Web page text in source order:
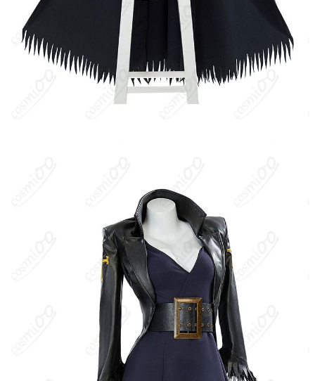
世界政府に追われてきた。超人系“ハナハナの実”の能力者で、あら
ゆる場所に自身の手足や分身を「咲かせ」て戦闘・偵察・支援を
行う。過去にはバロックワークス幹部“ミス・オールサンデー”とし
て活動していたが、エニエス・ロビーで麦わらの一味に救われ正
式加入。異名は“悪魔の子”。ワノ国編後の懸賞金は9億3000万ベリ